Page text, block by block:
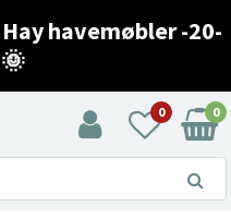
havemøbler -20-
0 0